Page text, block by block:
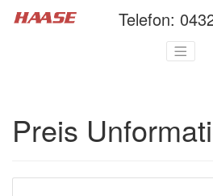
Telefon:
Preis